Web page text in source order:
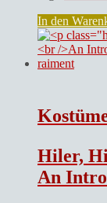
In den
Hiler,
An